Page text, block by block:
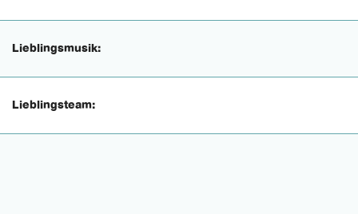
Lieblingsmusik:
Lieblingsteam: